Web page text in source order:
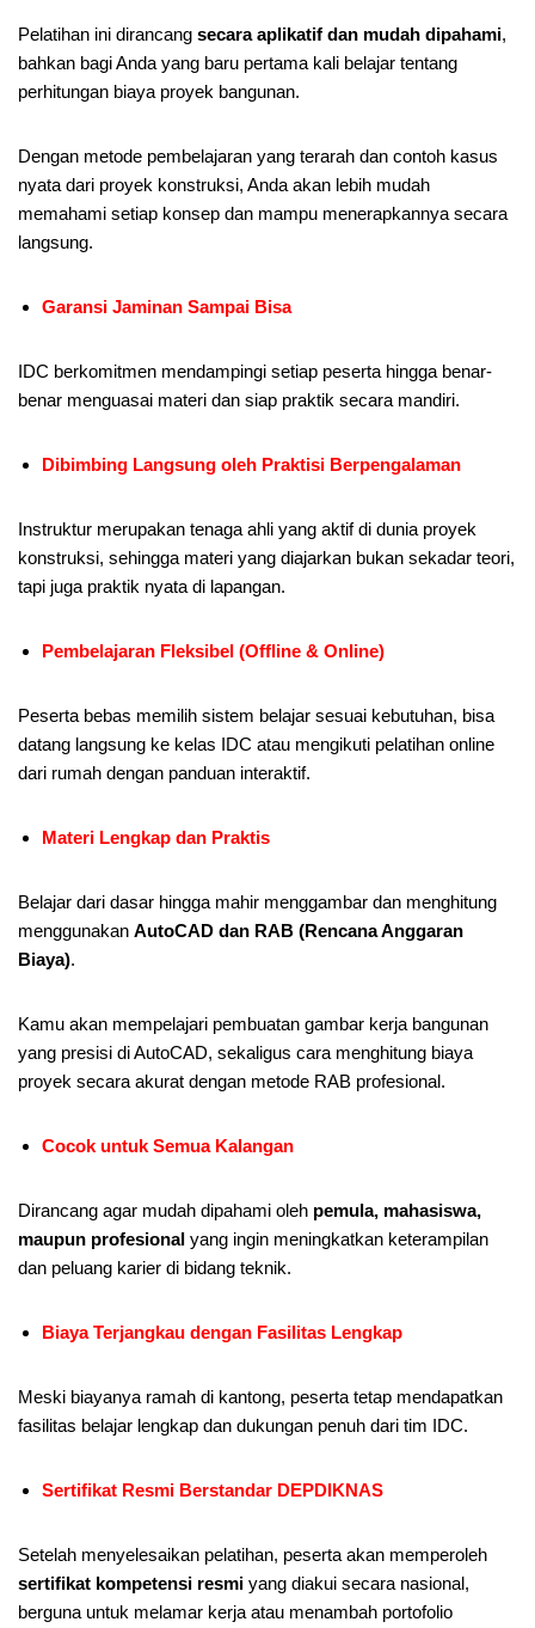
Pelatihan ini dirancang secara aplikatif dan mudah dipahami,
bahkan bagi Anda yang baru pertama kali belajar tentang
perhitungan biaya proyek bangunan.
Dengan metode pembelajaran yang terarah dan contoh kasus
nyata dari proyek konstruksi, Anda akan lebih mudah
memahami setiap konsep dan mampu menerapkannya secara
langsung.
Garansi Jaminan Sampai Bisa
IDC berkomitmen mendampingi setiap peserta hingga benar-
benar menguasai materi dan siap praktik secara mandiri.
Dibimbing Langsung oleh Praktisi Berpengalaman
Instruktur merupakan tenaga ahli yang aktif di dunia proyek
konstruksi, sehingga materi yang diajarkan bukan sekadar teori,
tapi juga praktik nyata di lapangan.
Pembelajaran Fleksibel (Offline & Online)
Peserta bebas memilih sistem belajar sesuai kebutuhan, bisa
datang langsung ke kelas IDC atau mengikuti pelatihan online
dari rumah dengan panduan interaktif.
Materi Lengkap dan Praktis
Belajar dari dasar hingga mahir menggambar dan menghitung
menggunakan AutoCAD dan RAB (Rencana Anggaran
Biaya).
Kamu akan mempelajari pembuatan gambar kerja bangunan
yang presisi di AutoCAD, sekaligus cara menghitung biaya
proyek secara akurat dengan metode RAB profesional.
Cocok untuk Semua Kalangan
Dirancang agar mudah dipahami oleh pemula, mahasiswa,
maupun profesional yang ingin meningkatkan keterampilan
dan peluang karier di bidang teknik.
Biaya Terjangkau dengan Fasilitas Lengkap
Meski biayanya ramah di kantong, peserta tetap mendapatkan
fasilitas belajar lengkap dan dukungan penuh dari tim IDC.
Sertifikat Resmi Berstandar DEPDIKNAS
Setelah menyelesaikan pelatihan, peserta akan memperoleh
sertifikat kompetensi resmi yang diakui secara nasional,
berguna untuk melamar kerja atau menambah portofolio